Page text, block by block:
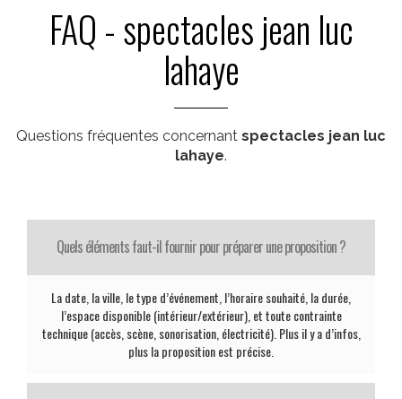
FAQ - spectacles jean luc
lahaye
Questions fréquentes concernant spectacles jean luc
lahaye.
Quels éléments faut-il fournir pour préparer une proposition ?
La date, la ville, le type d’événement, l’horaire souhaité, la durée,
l’espace disponible (intérieur/extérieur), et toute contrainte
technique (accès, scène, sonorisation, électricité). Plus il y a d’infos,
plus la proposition est précise.